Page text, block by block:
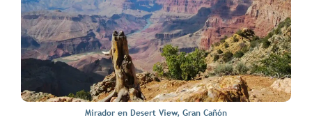
Mirador en Desert View, Gran Cañón